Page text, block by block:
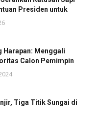
Presiden untuk
Harapan: Menggali
Calon Pemimpin
Tiga Titik Sungai di